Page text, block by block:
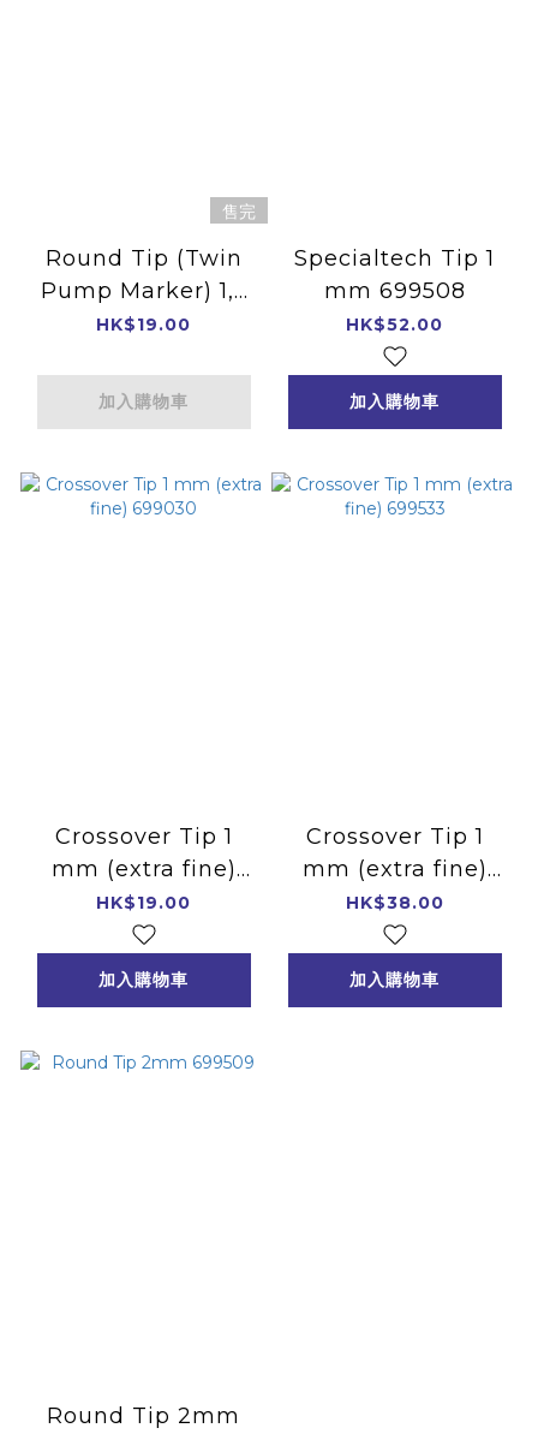
售完
Round Tip (Twin
Pump Marker) 1,5
mm 699038
HK$19.00
加入購物車
Specialtech Tip 1
mm 699508
HK$52.00
加入購物車
Crossover Tip 1
mm (extra fine)
699030
HK$19.00
加入購物車
Crossover Tip 1
mm (extra fine)
699533
HK$38.00
加入購物車
Round Tip 2mm